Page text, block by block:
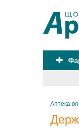
Аптека